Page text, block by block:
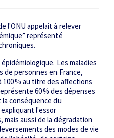
l'ONU appelait à relever
représenté
Les maladies
de personnes en France,
% au titre des affections
60 % des dépenses
conséquence du
l'essor
aussi de la dégradation
des modes de vie